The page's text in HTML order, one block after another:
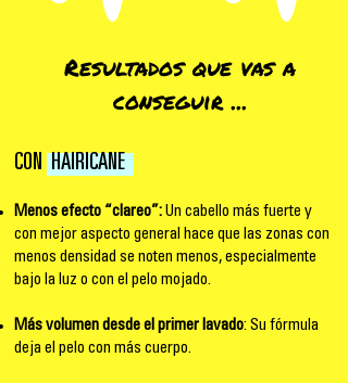
Resultados que vas a
conseguir ...
CON HAIRICANE
Menos efecto “clareo”: Un cabello más fuerte y
con mejor aspecto general hace que las zonas con
menos densidad se noten menos, especialmente
bajo la luz o con el pelo mojado.
Más volumen desde el primer lavado: Su fórmula
deja el pelo con más cuerpo.